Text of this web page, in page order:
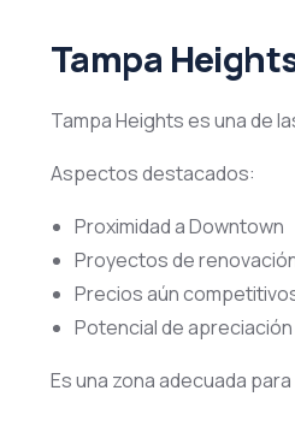
Tampa
Tampa Heights es una de
Aspectos destacados:
Proximidad a Downtown
Proyectos de
Precios aún
Potencial de
Es una zona adecuada